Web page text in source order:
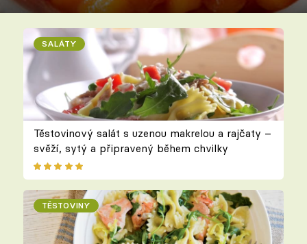
SALÁTY
Těstovinový salát s uzenou makrelou a rajčaty –
svěží, sytý a připravený během chvilky
TĚSTOVINY